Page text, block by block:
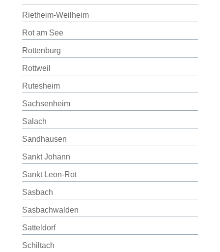
Rietheim-Weilheim
Rot am See
Rottenburg
Rottweil
Rutesheim
Sachsenheim
Salach
Sandhausen
Sankt Johann
Sankt Leon-Rot
Sasbach
Sasbachwalden
Satteldorf
Schiltach